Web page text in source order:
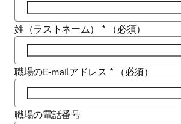
姓（ラストネーム） * （必須）
職場のE-mailアドレス * （必須）
職場の電話番号